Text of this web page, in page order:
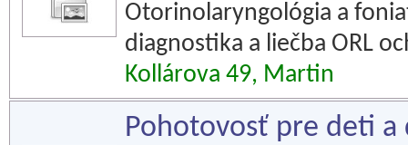
Otorinolaryngológia a
diagnostika a liečba ORL
Kollárova 49, Martin
Pohotovosť pre deti a